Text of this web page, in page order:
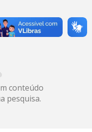
conteúdo
pesquisa.